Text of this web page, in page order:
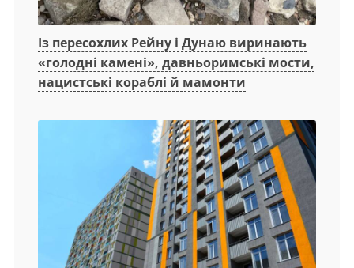
Із пересохлих Рейну і Дунаю виринають
«голодні камені», давньоримські мости,
нацистські кораблі й мамонти